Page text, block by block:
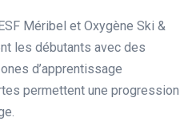
Méribel et Oxygène Ski &
les débutants avec des
d’apprentissage
permettent une progression